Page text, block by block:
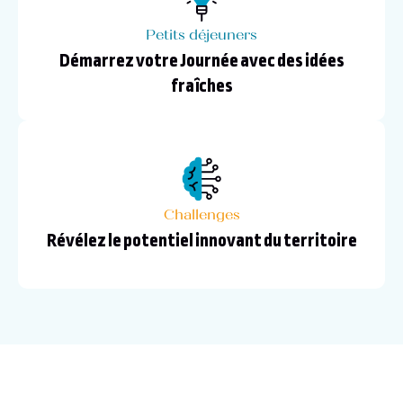
Petits déjeuners
Démarrez votre Journée avec des idées
fraîches
Challenges
Révélez le potentiel innovant du territoire